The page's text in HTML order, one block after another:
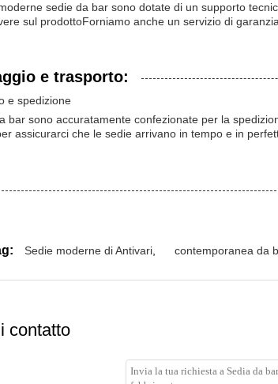
sedie da bar sono dotate di un supporto
sul prodottoForniamo anche un servizio di
e trasporto:
e spedizione
bar sono accuratamente confezionate per la
assicurarci che le sedie arrivano in tempo e in
Sedie moderne di Antivari contemporanea da
contatto